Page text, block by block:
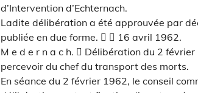
d’Intervention d’Echternach.
Ladite délibération a été approuvée par
publiée en due forme.   16 avril 1962.
M e d e r n a c h.  Délibération du 2
percevoir du chef du transport des morts.
En séance du 2 février 1962, le conseil